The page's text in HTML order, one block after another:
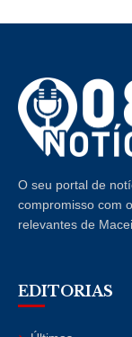
O seu portal de
compromisso com
relevantes de
EDITORIAS